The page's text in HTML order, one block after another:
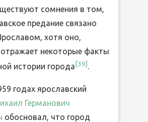
сомнения в том,
предание связано
хотя оно,
некоторые факты
истории города [39] .
годах ярославский
Германович
обосновал, что город